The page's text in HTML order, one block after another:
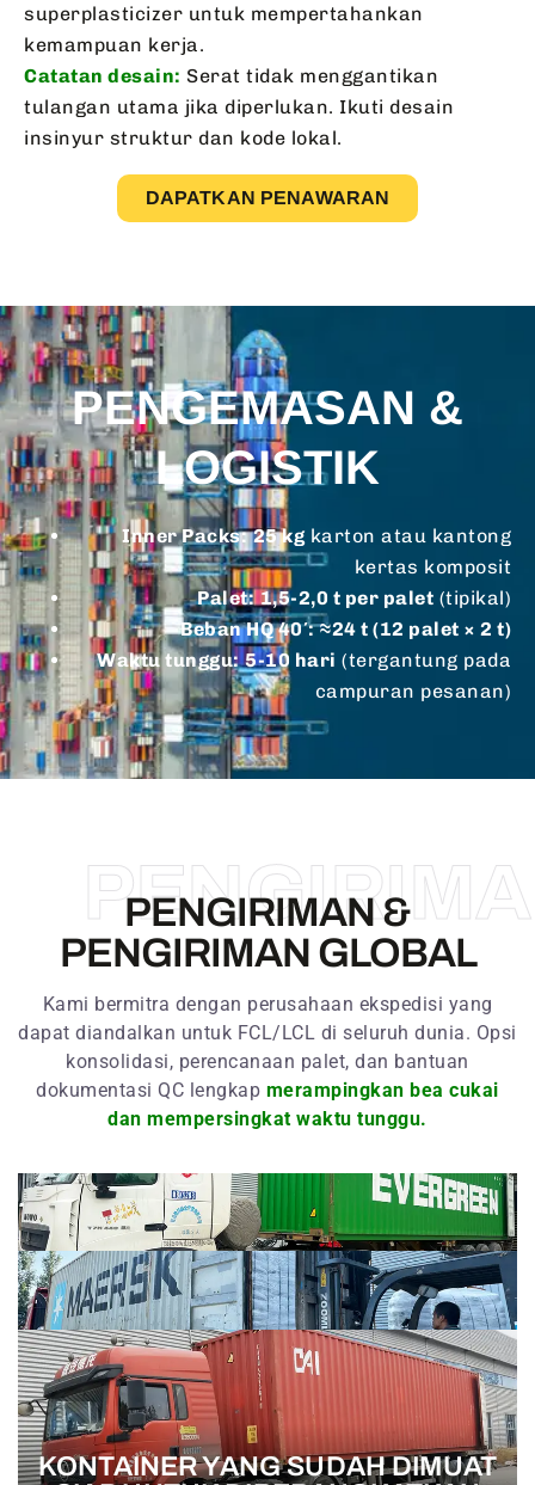
superplasticizer untuk mempertahankan
kemampuan kerja.
Catatan desain: Serat tidak menggantikan
tulangan utama jika diperlukan. Ikuti desain
insinyur struktur dan kode lokal.
DAPATKAN PENAWARAN
PENGEMASAN &
LOGISTIK
Inner Packs: 25 kg karton atau kantong
kertas komposit
Palet: 1,5-2,0 t per palet (tipikal)
Beban HQ 40′: ≈24 t (12 palet × 2 t)
Waktu tunggu: 5-10 hari (tergantung pada
campuran pesanan)
PENGIRIMAN &
PENGIRIMAN GLOBAL
Kami bermitra dengan perusahaan ekspedisi yang
dapat diandalkan untuk FCL/LCL di seluruh dunia. Opsi
konsolidasi, perencanaan palet, dan bantuan
dokumentasi QC lengkap merampingkan bea cukai
dan mempersingkat waktu tunggu.
KONTAINER YANG SUDAH DIMUAT